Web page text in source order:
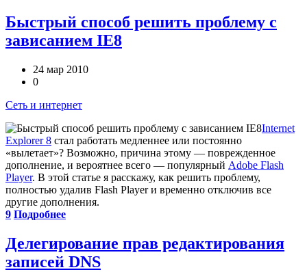
Быстрый способ решить проблему с
зависанием IE8
24 мар 2010
0
Сеть и интернет
Internet
Explorer 8 стал работать медленнее или постоянно
«вылетает»? Возможно, причина этому — поврежденное
дополнение, и вероятнее всего — популярный Adobe Flash
Player. В этой статье я расскажу, как решить проблему,
полностью удалив Flash Player и временно отключив все
другие дополнения.
9 Подробнее
Делегирование прав редактирования
записей DNS